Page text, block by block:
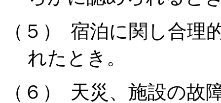
（５）
宿泊に関し合理
れたとき。
（６）
天災、施設の故